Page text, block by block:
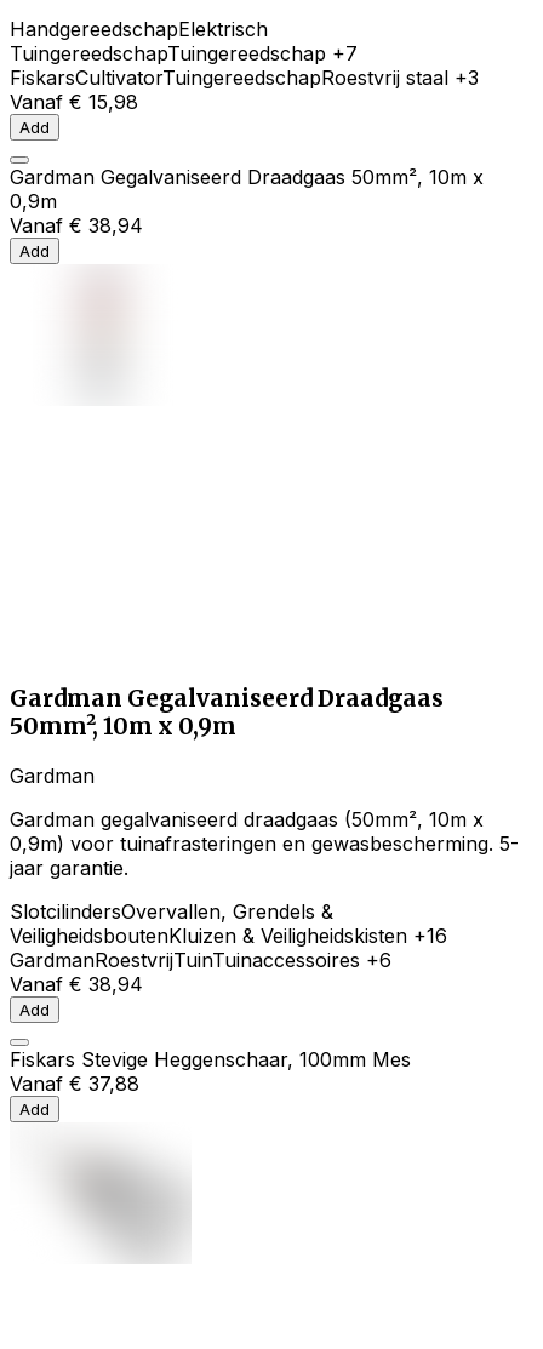
HandgereedschapElektrisch
TuingereedschapTuingereedschap +7
FiskarsCultivatorTuingereedschapRoestvrij staal +3
Vanaf € 15,98
Add
Gardman Gegalvaniseerd Draadgaas 50mm², 10m x
0,9m
Vanaf € 38,94
Add
Gardman Gegalvaniseerd Draadgaas
50mm², 10m x 0,9m
Gardman
Gardman gegalvaniseerd draadgaas (50mm², 10m x
0,9m) voor tuinafrasteringen en gewasbescherming. 5-
jaar garantie.
SlotcilindersOvervallen, Grendels &
VeiligheidsboutenKluizen & Veiligheidskisten +16
GardmanRoestvrijTuinTuinaccessoires +6
Vanaf € 38,94
Add
Fiskars Stevige Heggenschaar, 100mm Mes
Vanaf € 37,88
Add